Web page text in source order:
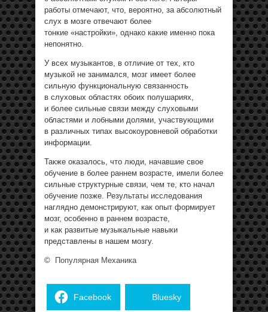
работы отмечают, что, вероятно, за абсолютный
слух в мозге отвечают более
тонкие «настройки», однако какие именно пока
непонятно.
У всех музыкантов, в отличие от тех, кто
музыкой не занимался, мозг имеет более
сильную функциональную связанность
в слуховых областях обоих полушариях,
и более сильные связи между слуховыми
областями и лобными долями, участвующими
в различных типах высокоуровневой обработки
информации.
Также оказалось, что люди, начавшие свое
обучение в более раннем возрасте, имели более
сильные структурные связи, чем те, кто начал
обучение позже. Результаты исследования
наглядно демонстрируют, как опыт формирует
мозг, особенно в раннем возрасте,
и как развитые музыкальные навыки
представлены в нашем мозгу.
© Популярная Механика
Facebook Bluesky